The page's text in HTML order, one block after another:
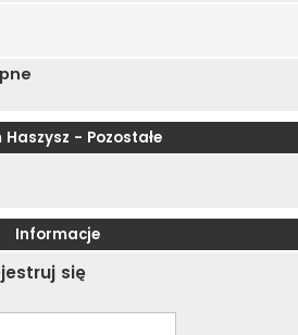
Haszysz - Pozostałe
Informacje
się